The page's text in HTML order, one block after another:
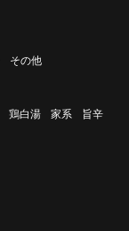
その他
鶏白湯 家系
旨辛